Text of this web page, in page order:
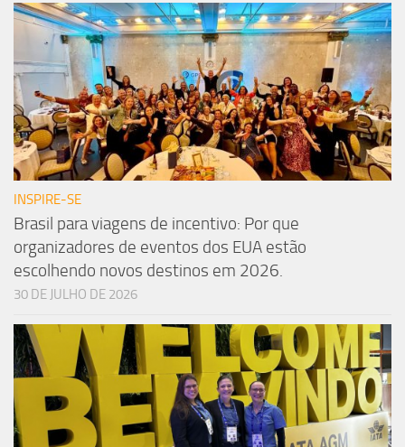
INSPIRE-SE
Brasil para viagens de incentivo: Por que
organizadores de eventos dos EUA estão
escolhendo novos destinos em 2026.
30 DE JULHO DE 2026